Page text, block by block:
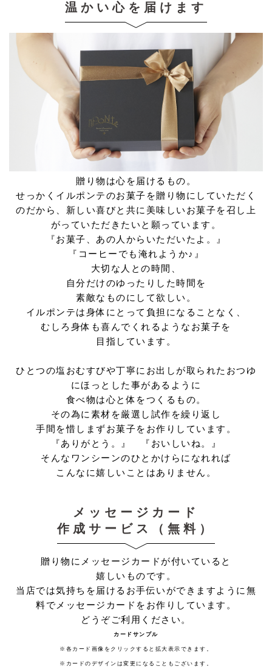
温かい心を届けます
贈り物は心を届けるもの。
せっかくイルポンテのお菓子を贈り物にしていただく
のだから、新しい喜びと共に美味しいお菓子を召し上
がっていただきたいと願っています。
『お菓子、あの人からいただいたよ。』
『コーヒーでも淹れようか♪』
大切な人との時間、
自分だけのゆったりした時間を
素敵なものにして欲しい。
イルポンテは身体にとって負担になることなく、
むしろ身体も喜んでくれるようなお菓子を
目指しています。
ひとつの塩おむすびや丁寧にお出しが取られたおつゆ
にほっとした事があるように
食べ物は心と体をつくるもの。
その為に素材を厳選し試作を繰り返し
手間を惜しまずお菓子をお作りしています。
『ありがとう。』 『おいしいね。』
そんなワンシーンのひとかけらになれれば
こんなに嬉しいことはありません。
メッセージカード
作成サービス（無料）
贈り物にメッセージカードが付いていると
嬉しいものです。
当店では気持ちを届けるお手伝いができますように無
料でメッセージカードをお作りしています。
どうぞご利用ください。
カードサンプル
※各カード画像をクリックすると拡大表示できます。
※カードのデザインは変更になることもございます。